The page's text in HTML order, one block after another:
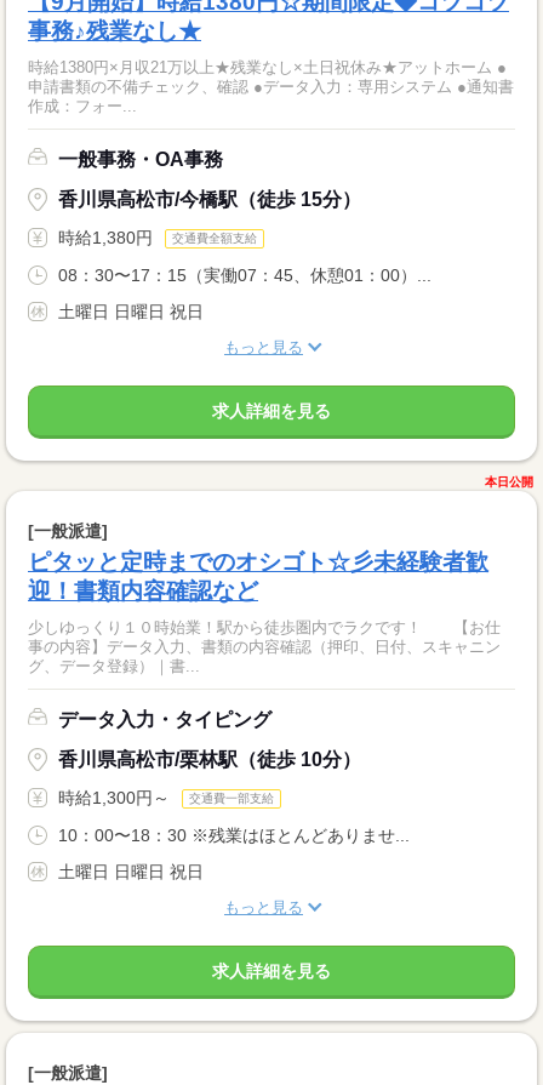
事務♪残業なし★
時給1380円×月収21万以上★残業なし×土日祝休み★アットホーム ●
申請書類の不備チェック、確認 ●データ入力：専用システム ●通知書
作成：フォー...
一般事務・OA事務
香川県高松市/今橋駅（徒歩 15分）
時給1,380円 交通費全額支給
08：30〜17：15（実働07：45、休憩01：00）...
土曜日 日曜日 祝日
もっと見る
求人詳細を見る
本日公開
[一般派遣]
ピタッと定時までのオシゴト☆彡未経験者歓
迎！書類内容確認など
少しゆっくり１０時始業！駅から徒歩圏内でラクです！ 【お仕
事の内容】データ入力、書類の内容確認（押印、日付、スキャニン
グ、データ登録）｜書...
データ入力・タイピング
香川県高松市/栗林駅（徒歩 10分）
時給1,300円～ 交通費一部支給
10：00〜18：30 ※残業はほとんどありませ...
土曜日 日曜日 祝日
もっと見る
求人詳細を見る
[一般派遣]